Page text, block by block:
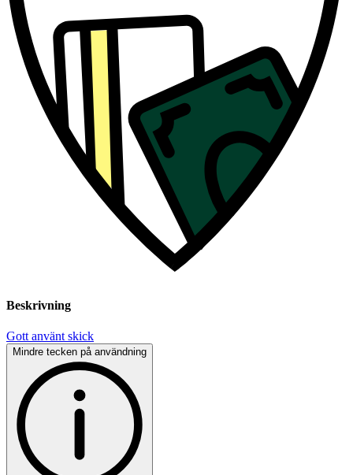
Beskrivning
Gott använt skick
Mindre tecken på användning